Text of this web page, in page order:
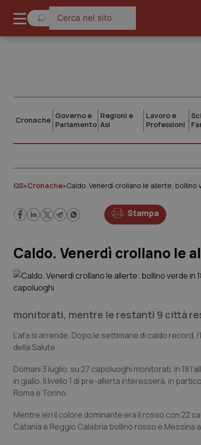
Cronache Governo e
Parlamento
Regioni e
Asl
Lavoro e
Professioni
QS»Cronache»Caldo. Venerdì crollano le allerte: bollino
Stampa
Caldo. Venerdì crollano le
monitorati, mentre le restanti 9 città
L’afa si arrende. Dopo le settimane di caldo
della Salute.
Domani 3 luglio, su 27 capoluoghi monitorati, in 18
in giallo. Il livello 1 di pre-allerta interesserà, in
Roma e Torino.
Mentre ieri il colore dominante era il rosso con 22
Catania e Reggio Calabria bollino rosso e Messina